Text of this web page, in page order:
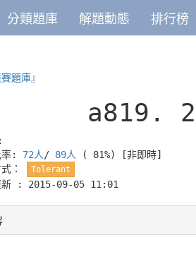
分類題庫 解題動態 排行榜
題庫』
a819.
率: 72人 / 89人 ( 81%)
[非即時]
：
Tolerant
新 : 2015-09-05 11:01